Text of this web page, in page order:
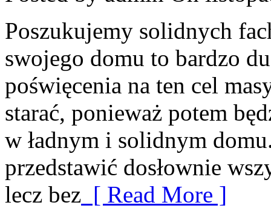
Poszukujemy solidnych
swojego domu to bardzo
poświęcenia na ten cel
starać, ponieważ potem
w ładnym i solidnym
przedstawić dosłownie
lecz bez [ Read More ]